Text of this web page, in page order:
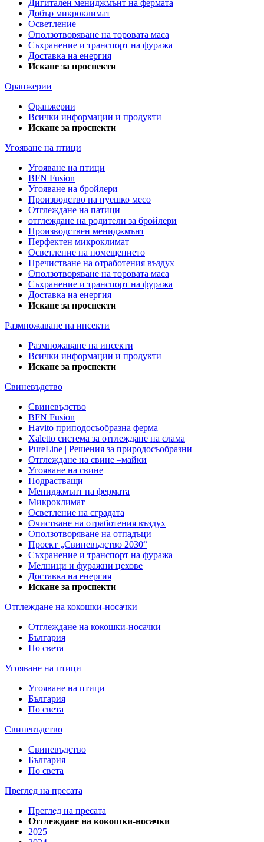
Дигитален мениджмънт на фермата
Добър микроклимат
Осветление
Оползотворяване на торовата маса
Съхранение и транспорт на фуража
Доставка на енергия
Искане за проспекти
Оранжерии
Оранжерии
Всички информации и продукти
Искане за проспекти
Угояване на птици
Угояване на птици
BFN Fusion
Угояване на бройлери
Производство на пуешко месо
Отглеждане на патици
отглеждане на родители за бройлери
Производствен мениджмънт
Перфектен микроклимат
Осветление на помещението
Пречистване на отработения въздух
Оползотворяване на торовата маса
Съхранение и транспорт на фуража
Доставка на енергия
Искане за проспекти
Размножаване на инсекти
Размножаване на инсекти
Всички информации и продукти
Искане за проспекти
Свиневъдство
Свиневъдство
BFN Fusion
Havito приподосъобразна ферма
Xaletto система за отглеждане на слама
PureLine | Решения за природосъобразни
Отглеждане на свине –майки
Угояване на свине
Подрастващи
Мениджмънт на фермата
Микроклимат
Осветление на сградата
Очистване на отработения въздух
Оползотворяване на отпадъци
Проект „Свиневъдство 2030“
Съхранение и транспорт на фуража
Мелници и фуражни цехове
Доставка на енергия
Искане за проспекти
Отглеждане на кокошки-носачки
Отглеждане на кокошки-носачки
България
По света
Угояване на птици
Угояване на птици
България
По света
Свиневъдство
Свиневъдство
България
По света
Преглед на пресата
Преглед на пресата
Отглеждане на кокошки-носачки
2025